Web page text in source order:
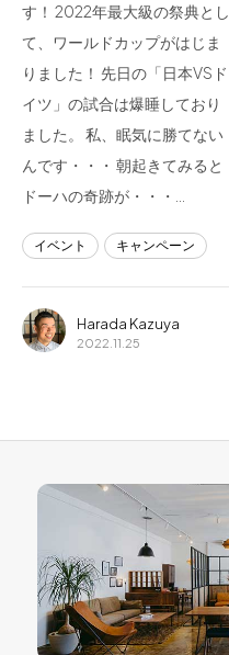
フラッグシップストア
熊本店
Arv
す！ 2022年最大級の祭典とし
て、ワールドカップがはじま
りました！ 先日の「日本VSド
イツ」の試合は爆睡しており
ました。 私、眠気に勝てない
んです・・・ 朝起きてみると
ドーハの奇跡が・・・…
イベント キャンペーン
Harada Kazuya
2022.11.25